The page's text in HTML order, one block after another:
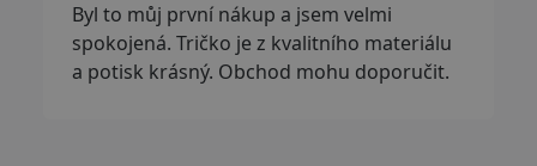
Byl to můj první nákup a jsem velmi
spokojená. Tričko je z kvalitního materiálu
a potisk krásný. Obchod mohu doporučit.